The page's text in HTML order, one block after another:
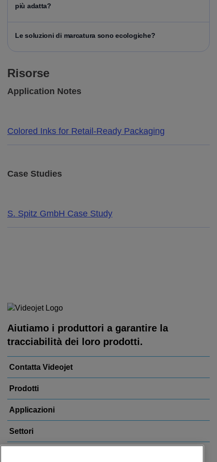
più adatta?
Le soluzioni di marcatura sono ecologiche?
Risorse
Application Notes
Colored Inks for Retail-Ready Packaging
Case Studies
S. Spitz GmbH Case Study
Aiutiamo i produttori a garantire la
tracciabilità dei loro prodotti.
Contatta Videojet
Prodotti
Applicazioni
Settori